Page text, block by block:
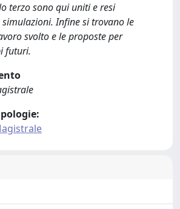
terzo sono qui uniti e resi
Infine si trovano le
svolto e le proposte per
futuri.